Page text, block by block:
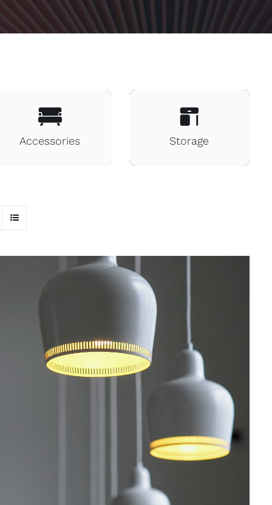
Accessories Storage